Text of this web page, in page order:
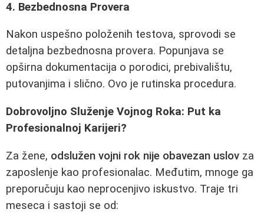
4. Bezbednosna Provera
Nakon uspešno položenih testova, sprovodi se
detaljna bezbednosna provera. Popunjava se
opširna dokumentacija o porodici, prebivalištu,
putovanjima i slično. Ovo je rutinska procedura.
Dobrovoljno Služenje Vojnog Roka: Put ka
Profesionalnoj Karijeri?
Za žene, odslužen vojni rok nije obavezan uslov za
zaposlenje kao profesionalac. Međutim, mnoge ga
preporučuju kao neprocenjivo iskustvo. Traje tri
meseca i sastoji se od: